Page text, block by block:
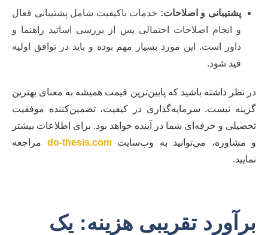
پشتیبانی و اصلاحات: خدمات باکیفیت شامل پشتیبانی فعال
و انجام اصلاحات احتمالی پس از بررسی اساتید راهنما و
داور است. این مورد بسیار مهم بوده و باید در توافق اولیه
قید شود.
در نظر داشته باشید که پایین‌ترین قیمت همیشه به معنای بهترین
گزینه نیست. سرمایه‌گذاری در کیفیت، تضمین‌کننده موفقیت
تحصیلی و حرفه‌ای شما در آینده خواهد بود. برای اطلاعات بیشتر
و مشاوره، می‌توانید به وب‌سایتdo-thesis.com مراجعه
نمایید.
برآورد تقریبی هزینه: یک